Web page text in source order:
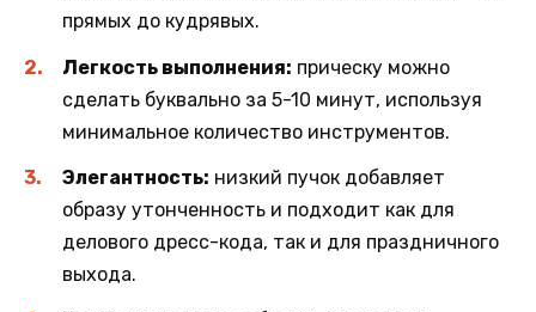
прямых до кудрявых.
Легкость выполнения: прическу можно
сделать буквально за 5-10 минут, используя
минимальное количество инструментов.
Элегантность: низкий пучок добавляет
образу утонченность и подходит как для
делового дресс-кода, так и для праздничного
выхода.